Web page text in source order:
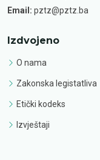
Email: pztz@pztz.ba
Izdvojeno
O nama
Zakonska legistatliva
Etički kodeks
Izvještaji